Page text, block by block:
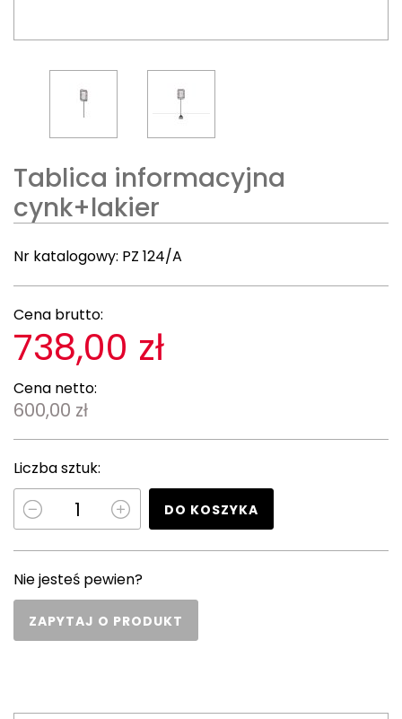
Tablica informacyjna
cynk+lakier
Nr katalogowy: PZ 124/A
Cena brutto:
738,00 zł
Cena netto:
600,00 zł
Liczba sztuk:
DO KOSZYKA
Nie jesteś pewien?
ZAPYTAJ O PRODUKT